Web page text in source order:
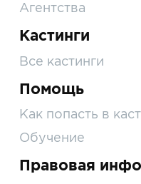
Агентства
Кастинги
Все кастинги
Помощь
Как попасть в
Обучение
Правовая